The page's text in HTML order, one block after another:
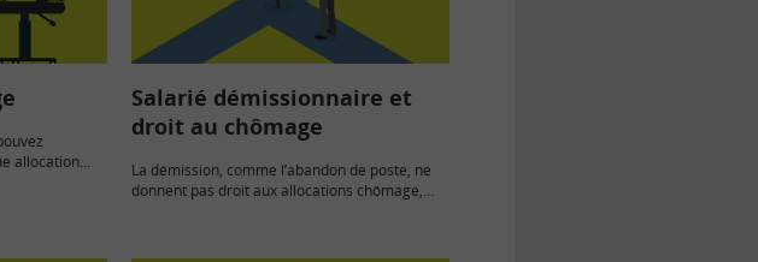
allocation
Salarié démissionnaire et
droit au chômage
La démission, comme l’abandon de poste, ne
donnent pas droit aux allocations chômage,